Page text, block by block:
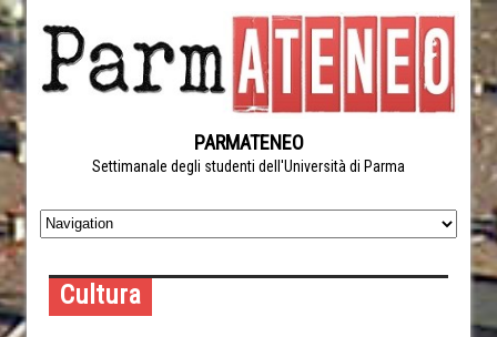
PARMATENEO
Settimanale degli studenti dell'Università di Parma
Cultura